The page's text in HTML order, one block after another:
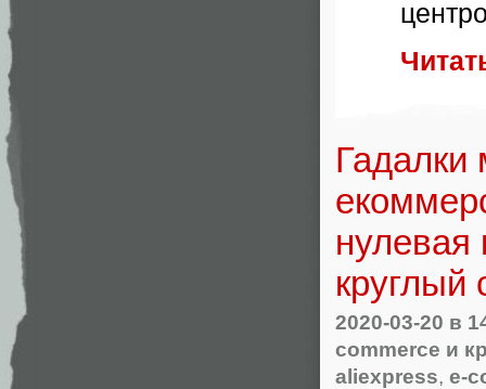
Гадалки
нулевая
круглый
2020-03-20 в
commerce и
aliexpress, e-